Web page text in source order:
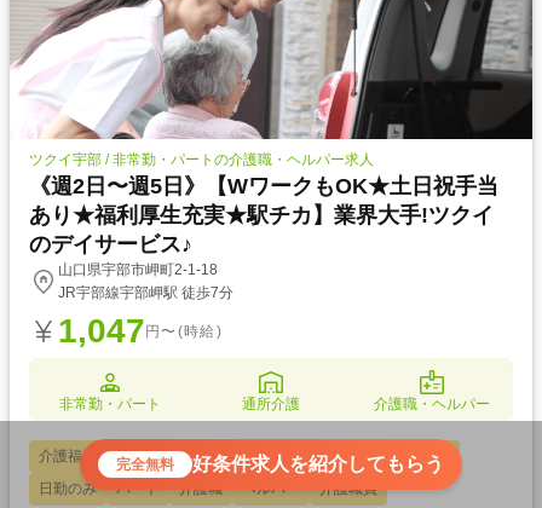
ツクイ宇部 / 非常勤・パートの介護職・ヘルパー求人
《週2日〜週5日》【WワークもOK★土日祝手当
あり★福利厚生充実★駅チカ】業界大手!ツクイ
のデイサービス♪
山口県宇部市岬町2-1-18
JR宇部線宇部岬駅 徒歩7分
1,047 円〜(時給)
非常勤・パート 通所介護 介護職・ヘルパー
介護福祉士 実務者研修 初任者研修 交通費支給
駅チカ
日勤のみ
パート 介護職 ヘルパー 介護職員
完全無料 好条件求人を紹介してもらう